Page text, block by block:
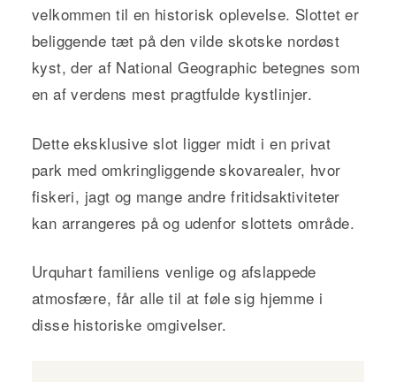
velkommen til en historisk oplevelse. Slottet er
beliggende tæt på den vilde skotske nordøst
kyst, der af National Geographic betegnes som
en af verdens mest pragtfulde kystlinjer.
Dette eksklusive slot ligger midt i en privat
park med omkringliggende skovarealer, hvor
fiskeri, jagt og mange andre fritidsaktiviteter
kan arrangeres på og udenfor slottets område.
Urquhart familiens venlige og afslappede
atmosfære, får alle til at føle sig hjemme i
disse historiske omgivelser.